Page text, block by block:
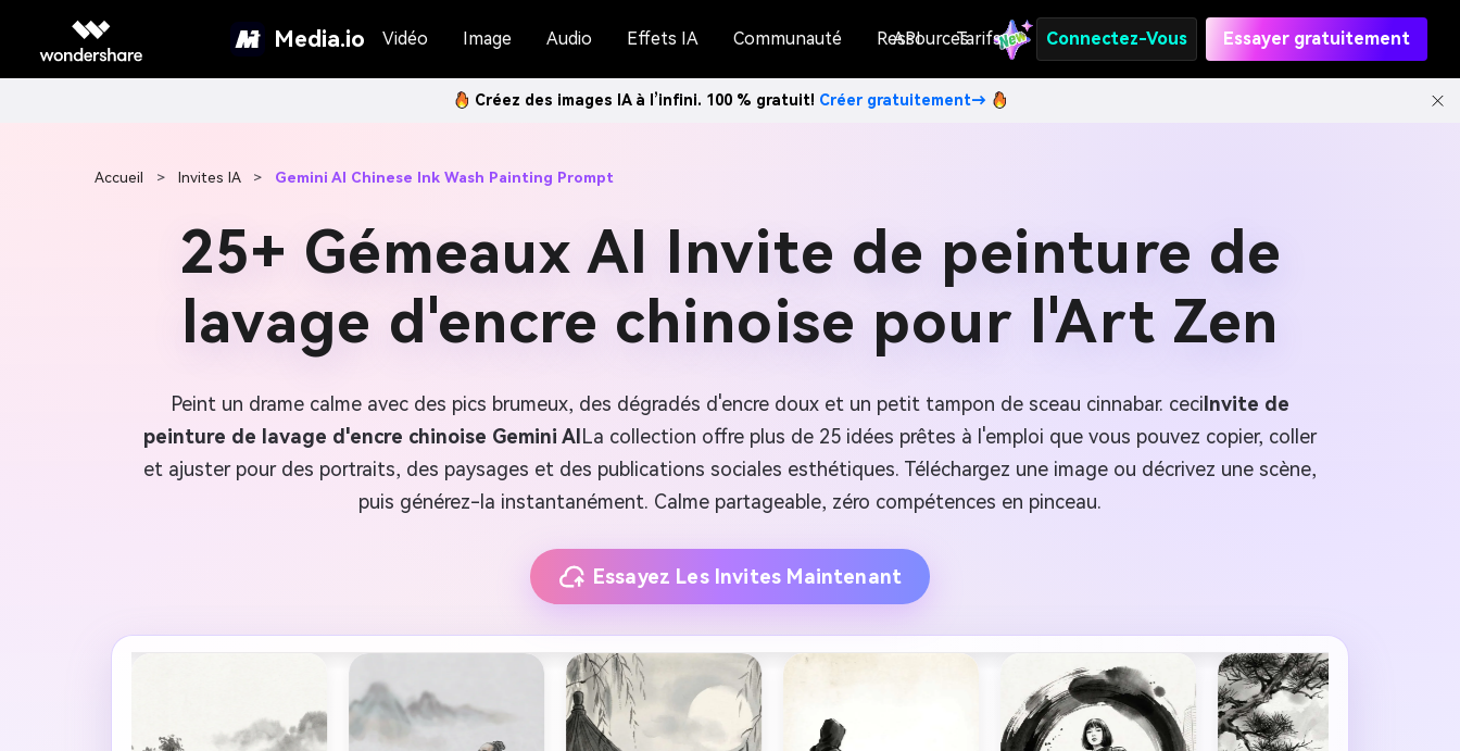
Media.io Vidéo Image Audio Effets IA Communauté Ressources
API Tarifs Connectez-Vous Essayer gratuitement
Créez des images IA à l’infini. 100 % gratuit! Créer gratuitement→
Accueil > Invites IA > Gemini AI Chinese Ink Wash Painting Prompt
25+ Gémeaux AI Invite de peinture de
lavage d'encre chinoise pour l'Art Zen
Peint un drame calme avec des pics brumeux, des dégradés d'encre doux et un petit tampon de sceau cinnabar. ceci Invite de
peinture de lavage d'encre chinoise Gemini AI La collection offre plus de 25 idées prêtes à l'emploi que vous pouvez copier, coller
et ajuster pour des portraits, des paysages et des publications sociales esthétiques. Téléchargez une image ou décrivez une scène,
puis générez-la instantanément. Calme partageable, zéro compétences en pinceau.
Essayez Les Invites Maintenant